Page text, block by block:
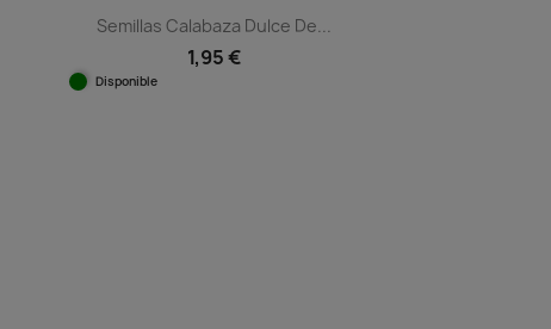
Semillas Calabaza Dulce De...
1,95 €
Disponible